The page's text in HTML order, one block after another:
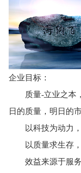
企业目标：
质量-立业之本，
日的质量，明日的市
以科技为动力，
以质量求生存，
效益来源于服务